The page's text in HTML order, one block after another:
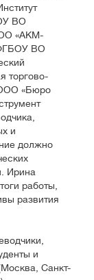
ВО
«АКМ-
ФГБОУ ВО
торгово-
«Бюро
и
должно
Ирина
работы,
развития
и
Санкт-